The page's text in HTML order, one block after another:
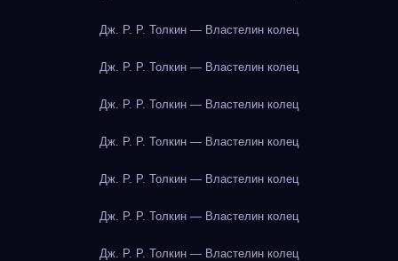
Дж. Р. Р. Толкин — Властелин колец
Дж. Р. Р. Толкин — Властелин колец
Дж. Р. Р. Толкин — Властелин колец
Дж. Р. Р. Толкин — Властелин колец
Дж. Р. Р. Толкин — Властелин колец
Дж. Р. Р. Толкин — Властелин колец
Дж. Р. Р. Толкин — Властелин колец